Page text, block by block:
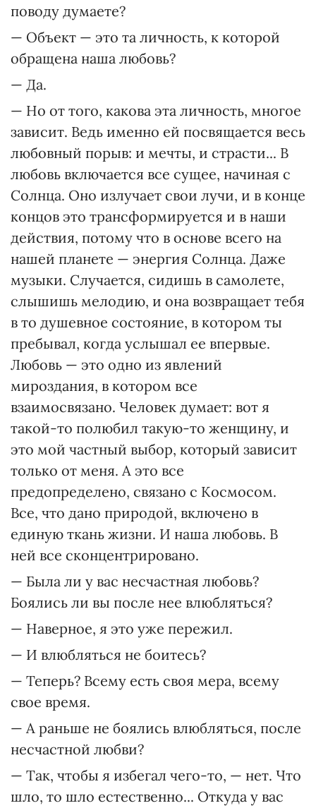
поводу думаете?
— Объект — это та личность, к которой
обращена наша любовь?
— Да.
— Но от того, какова эта личность, многое
зависит. Ведь именно ей посвящается весь
любовный порыв: и мечты, и страсти... В
любовь включается все сущее, начиная с
Солнца. Оно излучает свои лучи, и в конце
концов это трансформируется и в наши
действия, потому что в основе всего на
нашей планете — энергия Солнца. Даже
музыки. Случается, сидишь в самолете,
слышишь мелодию, и она возвращает тебя
в то душевное состояние, в котором ты
пребывал, когда услышал ее впервые.
Любовь — это одно из явлений
мироздания, в котором все
взаимосвязано. Человек думает: вот я
такой-то полюбил такую-то женщину, и
это мой частный выбор, который зависит
только от меня. А это все
предопределено, связано с Космосом.
Все, что дано природой, включено в
единую ткань жизни. И наша любовь. В
ней все сконцентрировано.
— Была ли у вас несчастная любовь?
Боялись ли вы после нее влюбляться?
— Наверное, я это уже пережил.
— И влюбляться не боитесь?
— Теперь? Всему есть своя мера, всему
свое время.
— А раньше не боялись влюбляться, после
несчастной любви?
— Так, чтобы я избегал чего-то, — нет. Что
шло, то шло естественно... Откуда у вас